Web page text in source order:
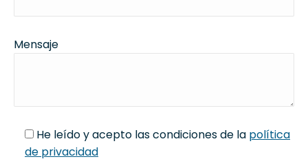
Mensaje
He leído y acepto las condiciones de la política
de privacidad